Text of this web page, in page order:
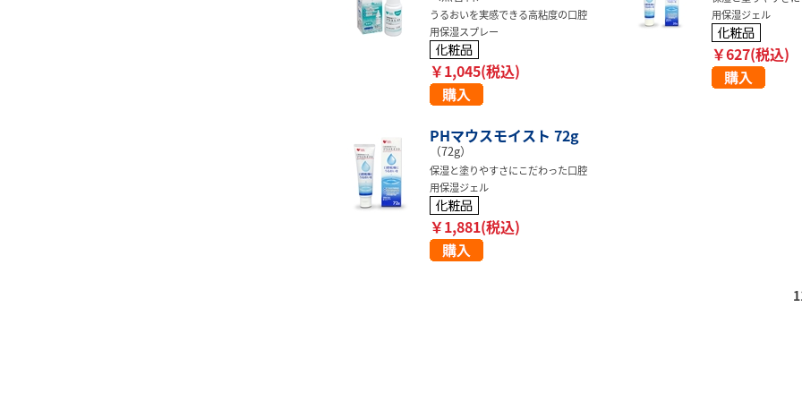
うるおいを実感できる高粘度の口腔
用保湿スプレー
￥1,045(税込)
用保湿ジェル
￥627(税込)
PHマウスモイスト 72g
（72g）
保湿と塗りやすさにこだわった口腔
用保湿ジェル
￥1,881(税込)